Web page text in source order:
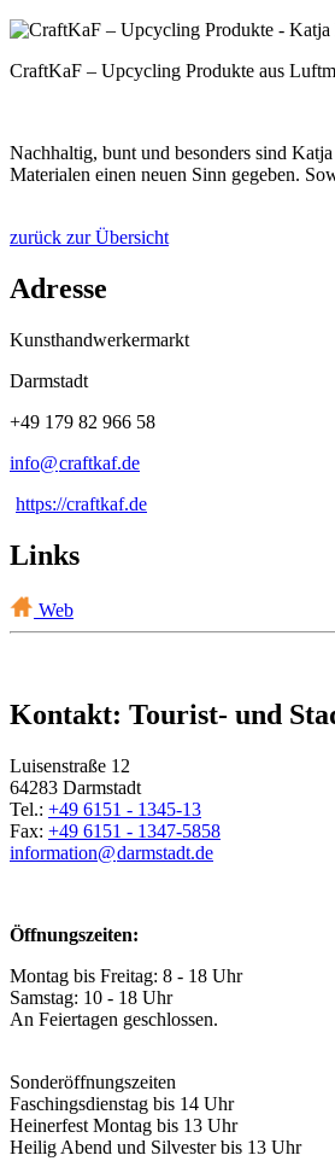
CraftKaF – Upcycling Produkte aus
Nachhaltig, bunt und besonders sind
Materialen einen neuen Sinn gegeben.
zurück zur Übersicht
Adresse
Kunsthandwerkermarkt
Darmstadt
+49 179 82 966 58
info@craftkaf.de
https://craftkaf.de
Links
Web
Kontakt: Tourist- und
Luisenstraße 12
64283 Darmstadt
Tel.: +49 6151 - 1345-13
Fax: +49 6151 - 1347-5858
information@darmstadt.de
Öffnungszeiten:
Montag bis Freitag: 8 - 18 Uhr
Samstag: 10 - 18 Uhr
An Feiertagen geschlossen.
Sonderöffnungszeiten
Faschingsdienstag bis 14 Uhr
Heinerfest Montag bis 13 Uhr
Heilig Abend und Silvester bis 13 Uhr